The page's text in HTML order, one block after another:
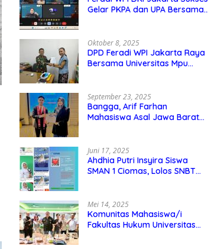
Gelar PKPA dan UPA Bersama
Oktober 8, 2025
DPD Feradi WPI Jakarta Raya
Bersama Universitas Mpu
September 23, 2025
Bangga, Arif Farhan
Mahasiswa Asal Jawa Barat
Malaysia, dan Thailand
Juni 17, 2025
Ahdhia Putri Insyira Siswa
SMAN 1 Ciomas, Lolos SNBT
Mei 14, 2025
Komunitas Mahasiswa/i
Fakultas Hukum Universitas